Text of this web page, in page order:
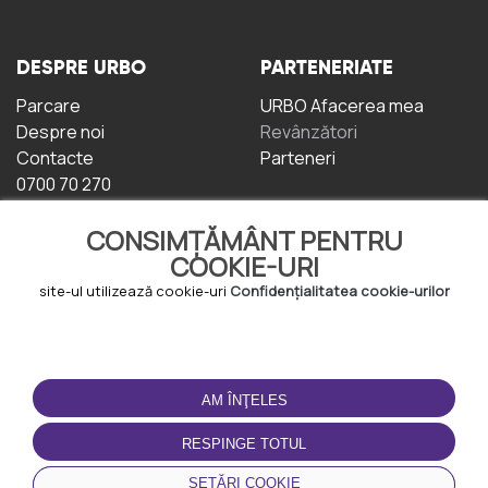
CONSIMȚĂMÂNT PENTRU
COOKIE-URI
site-ul utilizează cookie-uri Confidențialitatea cookie-urilor
AM ÎNŢELES
RESPINGE TOTUL
SETĂRI COOKIE
DESPRE URBO
Parcare
Despre noi
Contacte
0700 70 270
PARTENERIATE
URBO Afacerea mea
Revânzători
Parteneri
TERMENI DE UTILIZARE
Termeni și condiții
Politica de
Confidențialitate
Politica de cookie-uri
DESCĂRCAȚI
APLICAȚIA